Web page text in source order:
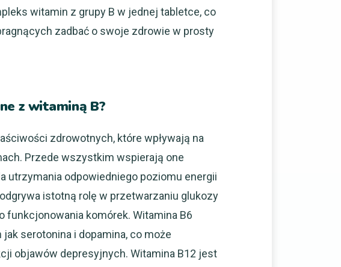
witamin z grupy B w jednej tabletce, co
zadbać o swoje zdrowie w prosty
z witaminą B?
zdrowotnych, które wpływają na
Przede wszystkim wspierają one
utrzymania odpowiedniego poziomu energii
istotną rolę w przetwarzaniu glukozy
funkcjonowania komórek. Witamina B6
serotonina i dopamina, co może
objawów depresyjnych. Witamina B12 jest